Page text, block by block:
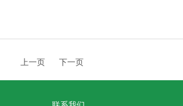
上一页 下一页